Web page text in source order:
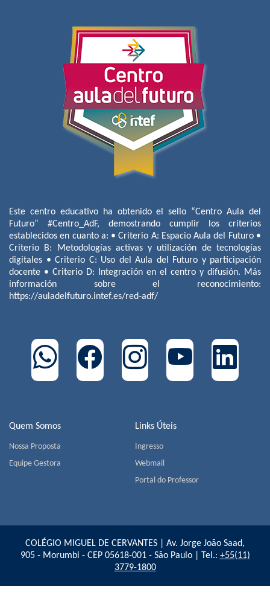
Quem Somos
Nossa Proposta
Equipe Gestora
Links Úteis
Ingresso
Webmail
Portal do Professor
Este centro educativo ha obtenido el sello “Centro Aula del
Futuro” #Centro_AdF, demostrando cumplir los criterios
establecidos en cuanto a: • Criterio A: Espacio Aula del Futuro •
Criterio B: Metodologías activas y utilización de tecnologías
digitales • Criterio C: Uso del Aula del Futuro y participación
docente • Criterio D: Integración en el centro y difusión. Más
información sobre el reconocimiento:
https://auladelfuturo.intef.es/red-adf/
COLÉGIO MIGUEL DE CERVANTES | Av. Jorge João Saad,
905 - Morumbi - CEP 05618-001 - São Paulo | Tel.: +55(11)
3779-1800